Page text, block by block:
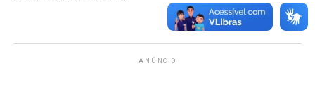
ANÚNCIO